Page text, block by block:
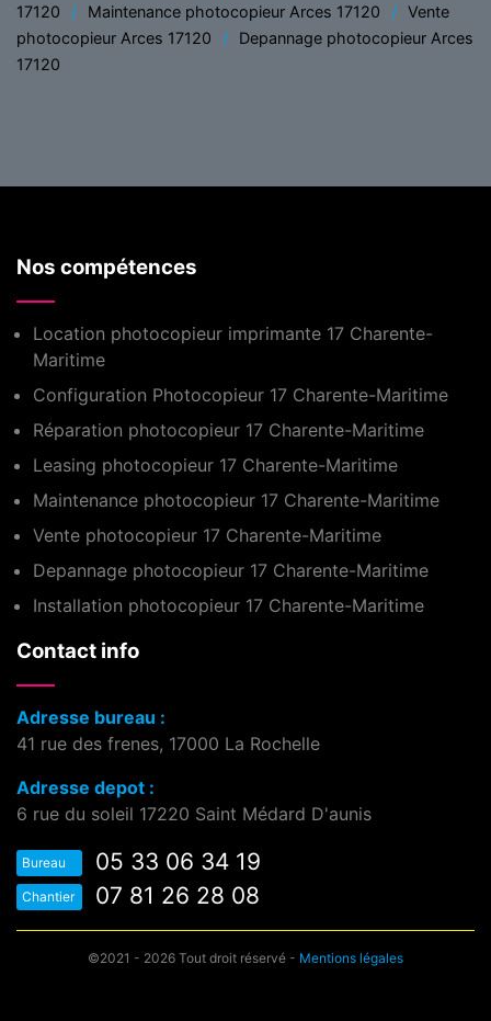
17120
Maintenance photocopieur Arces 17120
Vente
photocopieur Arces 17120
Depannage photocopieur Arces
17120
Nos compétences
Location photocopieur imprimante 17 Charente-
Maritime
Configuration Photocopieur 17 Charente-Maritime
Réparation photocopieur 17 Charente-Maritime
Leasing photocopieur 17 Charente-Maritime
Maintenance photocopieur 17 Charente-Maritime
Vente photocopieur 17 Charente-Maritime
Depannage photocopieur 17 Charente-Maritime
Installation photocopieur 17 Charente-Maritime
Contact info
Adresse bureau :
41 rue des frenes, 17000 La Rochelle
Adresse depot :
6 rue du soleil 17220 Saint Médard D'aunis
Bureau 05 33 06 34 19
Chantier 07 81 26 28 08
©2021 - 2026 Tout droit réservé - Mentions légales